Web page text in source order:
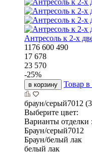
Антресоль к 2-х
1176 600 490
17 678
23 570
-25%
в корзину Товар в
браун/серый7012
Выберите цвет:
Варианты отделки :
Браун/серый7012
Браун/белый лак
белый лак